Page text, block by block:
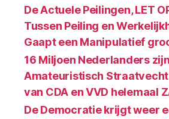
De Actuele Peilingen, LET
Tussen Peiling en
Gaapt een Manipulatief
16 Miljoen Nederlanders
Amateuristisch
van CDA en VVD helemaal
De Democratie krijgt weer